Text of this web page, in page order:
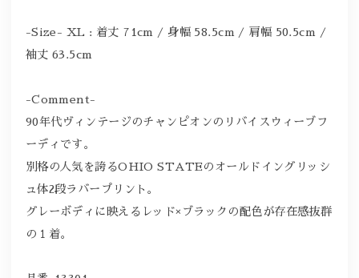
-Size- XL : 着丈 71cm / 身幅 58.5cm / 肩幅 50.5cm /
袖丈 63.5cm
-Comment-
90年代ヴィンテージのチャンピオンのリバイスウィーブフ
ーディです。
別格の人気を誇るOHIO STATEのオールドイングリッシ
ュ体2段ラバープリント。
グレーボディに映えるレッド×ブラックの配色が存在感抜群
の１着。